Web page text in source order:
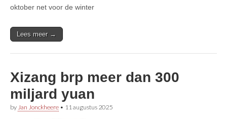
oktober net voor de winter
Lees meer →
Xizang brp meer dan 300
miljard yuan
by Jan Jonckheere • 11 augustus 2025